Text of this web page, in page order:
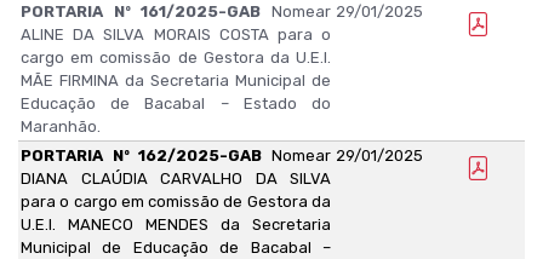
PORTARIA Nº 161/2025-GAB Nomear
ALINE DA SILVA MORAIS COSTA para o
cargo em comissão de Gestora da U.E.I.
MÃE FIRMINA da Secretaria Municipal de
Educação de Bacabal – Estado do
Maranhão.
29/01/2025
PORTARIA Nº 162/2025-GAB Nomear
DIANA CLAÚDIA CARVALHO DA SILVA
para o cargo em comissão de Gestora da
U.E.I. MANECO MENDES da Secretaria
Municipal de Educação de Bacabal –
29/01/2025